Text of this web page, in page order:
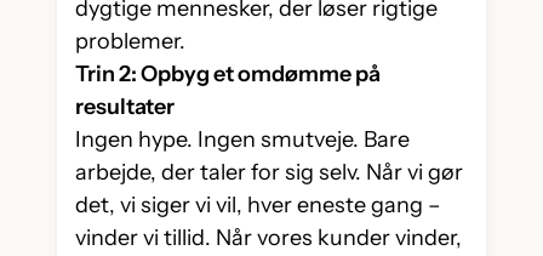
dygtige mennesker, der løser rigtige
problemer.
Trin 2: Opbyg et omdømme på
resultater
Ingen hype. Ingen smutveje. Bare
arbejde, der taler for sig selv. Når vi gør
det, vi siger vi vil, hver eneste gang –
vinder vi tillid. Når vores kunder vinder,